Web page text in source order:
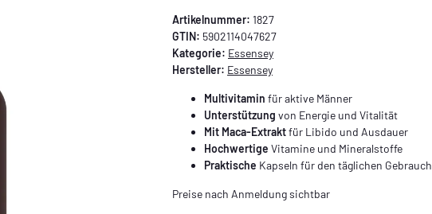
Artikelnummer: 1827
GTIN: 5902114047627
Kategorie: Essensey
Hersteller: Essensey
Multivitamin für aktive Männer
Unterstützung von Energie und Vitalität
Mit Maca-Extraktfür Libido und Ausdauer
Hochwertige Vitamine und Mineralstoffe
Praktische Kapseln für den täglichen Gebrauch
Preise nach Anmeldung sichtbar